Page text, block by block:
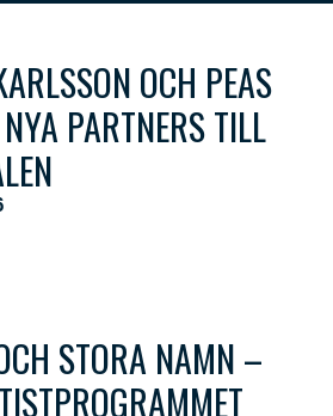
OCH PEAS
PARTNERS TILL
STORA NAMN –